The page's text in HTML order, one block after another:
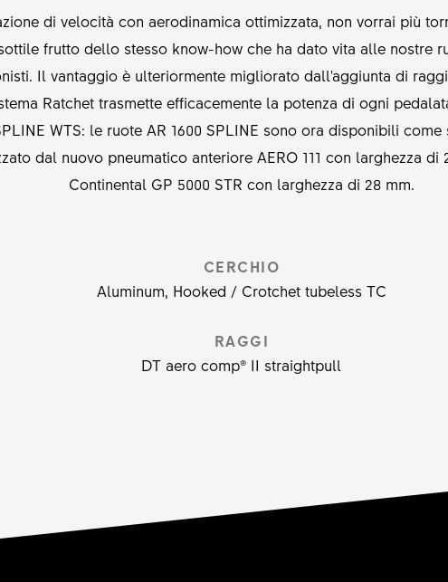
di velocità con aerodinamica ottimizzata, non vorrai più
frutto dello stesso know-how che ha dato vita alle nostre
Il vantaggio è ulteriormente migliorato dall'aggiunta di
Ratchet trasmette efficacemente la potenza di ogni
WTS: le ruote AR 1600 SPLINE sono ora disponibili
dal nuovo pneumatico anteriore AERO 111 con larghezza
Continental GP 5000 STR con larghezza di 28 mm.
CERCHIO
Aluminum, Hooked / Crotchet tubeless TC
RAGGI
DT aero comp® II straightpull